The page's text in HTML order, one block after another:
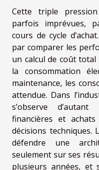
Cette triple
parfois imprévues,
cours de cycle
par comparer les
un calcul de coût
la consommation
maintenance, les
attendue. Dans
s’observe
financières et
décisions techniques.
défendre une
seulement sur ses
plusieurs années, et